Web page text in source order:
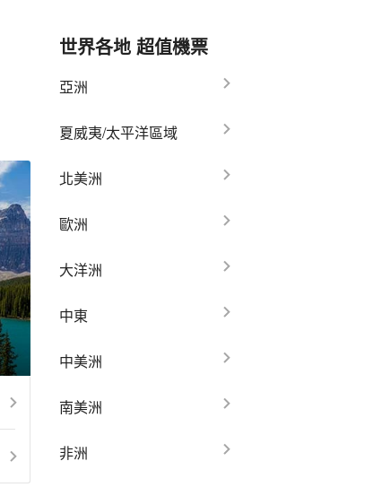
世界各地 超值機票
亞洲
夏威夷/太平洋區域
北美洲
歐洲
大洋洲
中東
中美洲
南美洲
非洲